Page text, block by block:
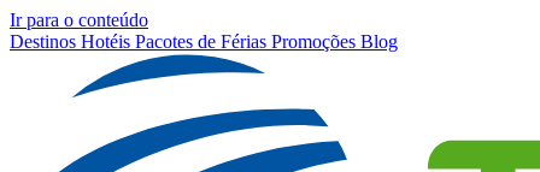
Ir para o conteúdo
Destinos Hotéis Pacotes de Férias Promoções Blog